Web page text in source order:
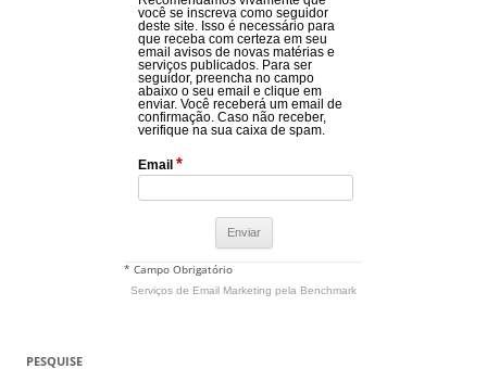
você se inscreva como seguidor
deste site. Isso é necessário para
que receba com certeza em seu
email avisos de novas matérias e
serviços publicados. Para ser
seguidor, preencha no campo
abaixo o seu email e clique em
enviar. Você receberá um email de
confirmação. Caso não receber,
verifique na sua caixa de spam.
Email *
* Campo Obrigatório
Serviços de Email Marketing pela Benchmark
PESQUISE